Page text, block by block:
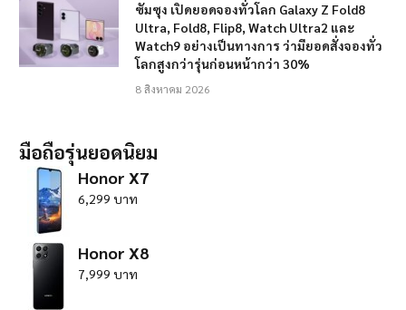
ซัมซุง เปิดยอดจองทั่วโลก Galaxy Z Fold8
Ultra, Fold8, Flip8, Watch Ultra2 และ
Watch9 อย่างเป็นทางการ ว่ามียอดสั่งจองทั่ว
โลกสูงกว่ารุ่นก่อนหน้ากว่า 30%
8 สิงหาคม 2026
มือถือรุ่นยอดนิยม
Honor X7
6,299 บาท
Honor X8
7,999 บาท